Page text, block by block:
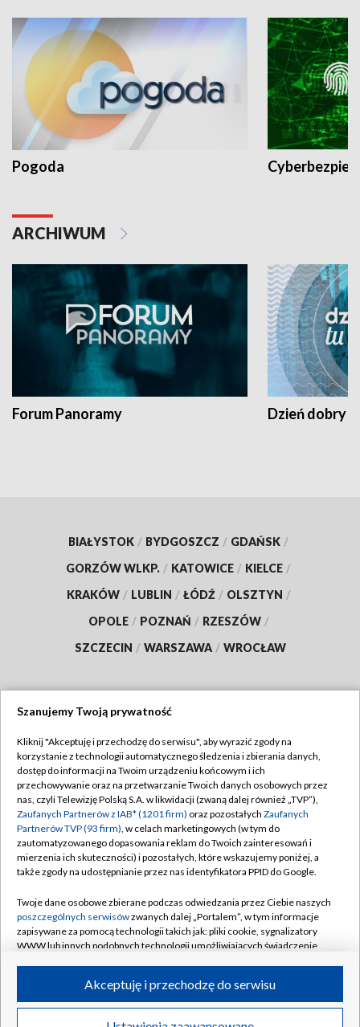
Pogoda
ARCHIWUM
Forum Panoramy Dzień dobry
BIAŁYSTOK / BYDGOSZCZ / GDAŃSK /
GORZÓW WLKP. / KATOWICE / KIELCE /
KRAKÓW / LUBLIN / ŁÓDŹ / OLSZTYN /
OPOLE / POZNAŃ / RZESZÓW /
SZCZECIN / WARSZAWA / WROCŁAW
TVP
Abonament TVP
Emisja w TVP
Centrum informacji TVP
Naziemna Telewizja Cyfrowa
Rada Programowa
System NOS
Informacje o nadawcy
Program dla prasy
Regulamin TVP
Polityka prywatności
Moje zgody
Pomoc
Kontakt
Kanały
©2026 Telewizja Polska S.A. w likwidacji
Szanujemy Twoją prywatność
Kliknij "Akceptuję i przechodzę do serwisu", aby wyrazić zgody na
korzystanie z technologii automatycznego śledzenia i zbierania danych,
dostęp do informacji na Twoim urządzeniu końcowym i ich
przechowywanie oraz na przetwarzanie Twoich danych osobowych przez
nas, czyli Telewizję Polską S.A. w likwidacji (zwaną dalej również „TVP”),
Zaufanych Partnerów z IAB* (1201 firm) oraz pozostałych Zaufanych
Partnerów TVP (93 firm), w celach marketingowych (w tym do
zautomatyzowanego dopasowania reklam do Twoich zainteresowań i
mierzenia ich skuteczności) i pozostałych, które wskazujemy poniżej, a
także zgody na udostępnianie przez nas identyfikatora PPID do Google.
Twoje dane osobowe zbierane podczas odwiedzania przez Ciebie naszych
poszczególnych serwisówzwanych dalej „Portalem”, w tym informacje
zapisywane za pomocą technologii takich jak: pliki cookie, sygnalizatory
WWW lub innych podobnych technologii umożliwiających świadczenie
ruchu w Internecie.
Twoje dane osobowe zbierane podczas odwiedzania przez Ciebie
Akceptuję i przechodzę do serwisu